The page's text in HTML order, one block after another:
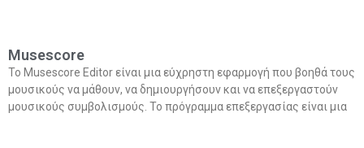
Musescore
Το Musescore Editor είναι μια εύχρηστη εφαρμογή που βοηθά τους
μουσικούς να μάθουν, να δημιουργήσουν και να επεξεργαστούν
μουσικούς συμβολισμούς. Το πρόγραμμα επεξεργασίας είναι μια